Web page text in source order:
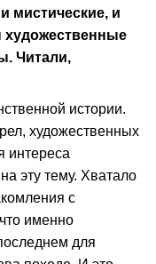
мистические, и
художественные
Читали,
истории.
художественных
интереса
эту тему. Хватало
с
именно
для